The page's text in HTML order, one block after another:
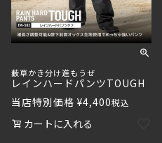
藪草かき分け進もうぜ
レインハードパンツTOUGH
当店特別価格 ¥4,400税込
カートに入れる